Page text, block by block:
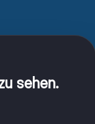
sehen.